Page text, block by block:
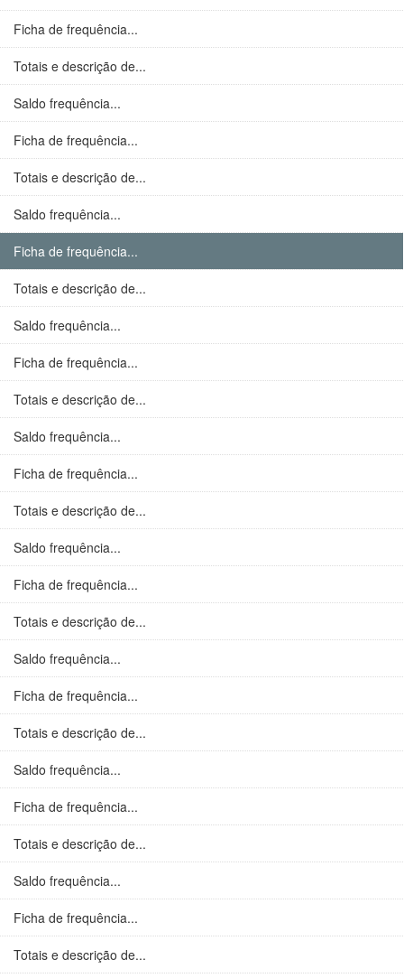
Ficha de frequência...
Totais e descrição de...
Saldo frequência...
Ficha de frequência...
Totais e descrição de...
Saldo frequência...
Ficha de frequência...
Totais e descrição de...
Saldo frequência...
Ficha de frequência...
Totais e descrição de...
Saldo frequência...
Ficha de frequência...
Totais e descrição de...
Saldo frequência...
Ficha de frequência...
Totais e descrição de...
Saldo frequência...
Ficha de frequência...
Totais e descrição de...
Saldo frequência...
Ficha de frequência...
Totais e descrição de...
Saldo frequência...
Ficha de frequência...
Totais e descrição de...